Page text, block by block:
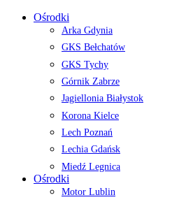
Ośrodki
Arka Gdynia
GKS Bełchatów
GKS Tychy
Górnik Zabrze
Jagiellonia Białystok
Korona Kielce
Lech Poznań
Lechia Gdańsk
Miedź Legnica
Ośrodki
Motor Lublin